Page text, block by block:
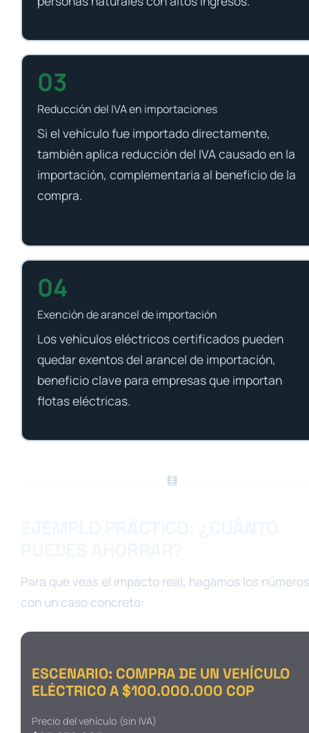
03
Reducción del IVA en importaciones
Si el vehículo fue importado directamente,
también aplica reducción del IVA causado en la
importación, complementaria al beneficio de la
compra.
04
Exención de arancel de importación
Los vehículos eléctricos certificados pueden
quedar exentos del arancel de importación,
beneficio clave para empresas que importan
flotas eléctricas.
🧮
Para que veas el impacto real, hagamos los números
con un caso concreto:
ESCENARIO: COMPRA DE UN VEHÍCULO
ELÉCTRICO A $100.000.000 COP
Precio del vehículo (sin IVA)